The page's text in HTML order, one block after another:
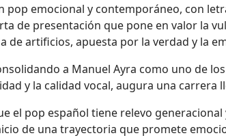
pop emocional y contemporáneo, con
de presentación que pone en valor la
de artificios, apuesta por la verdad y la
a Manuel Ayra como uno de
y la calidad vocal, augura una carrera
el pop español tiene relevo
de una trayectoria que promete